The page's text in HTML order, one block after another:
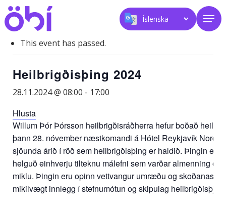
Skip
to
main
contentThis event has passed.
Heilbrigðisþing 2024
28.11.2024 @ 08:00 - 17:00
Hlusta
Willum Þór Þórsson heilbrigðisráðherra hefur boðað
þann 28. nóvember næstkomandi á Hótel Reykjavík
sjöunda árið í röð sem heilbrigðisþing er haldið. Þingin eru
helguð einhverju tilteknu málefni sem varðar almenning og
miklu. Þingin eru opinn vettvangur umræðu og
mikilvægt innlegg í stefnumótun og skipulag